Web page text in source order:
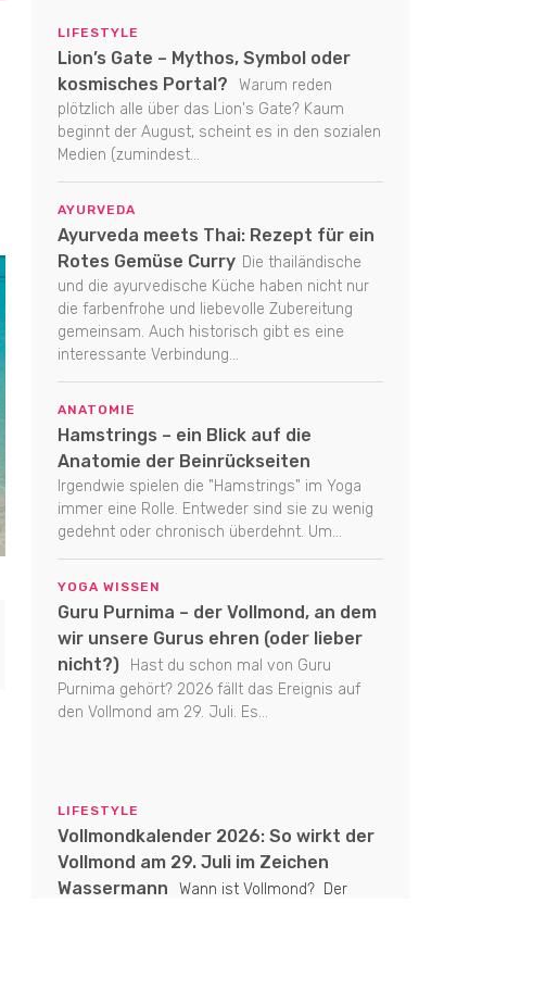
LIFESTYLE
Lion’s Gate – Mythos, Symbol oder
kosmisches Portal?
Warum reden
plötzlich alle über das Lion's Gate? Kaum
beginnt der August, scheint es in den sozialen
Medien (zumindest...
AYURVEDA
Ayurveda meets Thai: Rezept für ein
Rotes Gemüse Curry Die thailändische
und die ayurvedische Küche haben nicht nur
die farbenfrohe und liebevolle Zubereitung
gemeinsam. Auch historisch gibt es eine
interessante Verbindung...
ANATOMIE
Hamstrings – ein Blick auf die
Anatomie der Beinrückseiten
Irgendwie spielen die "Hamstrings" im Yoga
immer eine Rolle. Entweder sind sie zu wenig
gedehnt oder chronisch überdehnt. Um...
YOGA WISSEN
Guru Purnima – der Vollmond, an dem
wir unsere Gurus ehren (oder lieber
nicht?)
Hast du schon mal von Guru
Purnima gehört? 2026 fällt das Ereignis auf
den Vollmond am 29. Juli. Es...
LIFESTYLE
Vollmondkalender 2026: So wirkt der
Vollmond am 29. Juli im Zeichen
Wassermann
Wann ist Vollmond? Der